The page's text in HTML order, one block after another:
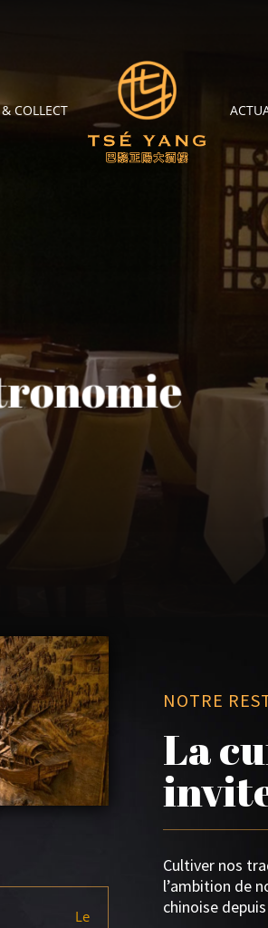
COLLECT
Le
NOTRE
La
Cultiver nos
l’ambition de
chinoise